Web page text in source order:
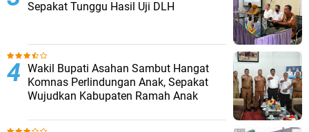
Sepakat Tunggu Hasil Uji DLH
Wakil Bupati Asahan Sambut Hangat
Komnas Perlindungan Anak, Sepakat
Wujudkan Kabupaten Ramah Anak